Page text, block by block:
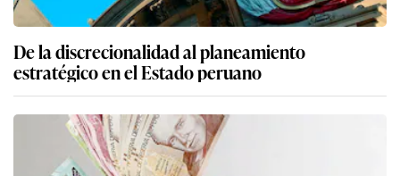
De la discrecionalidad al planeamiento
estratégico en el Estado peruano